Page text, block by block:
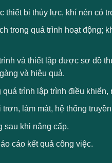
bị thủy lực, khí nén có
trong quá trình hoạt động;
và thiết lập được sơ đồ
và hiệu quả.
trình lập trình điều
làm mát, hệ thống
sau khi nâng cấp.
cáo kết quả công việc.